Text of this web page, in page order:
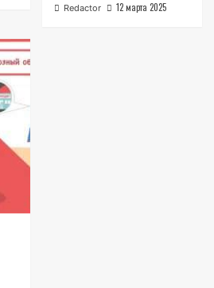
Redactor 12 марта 2025